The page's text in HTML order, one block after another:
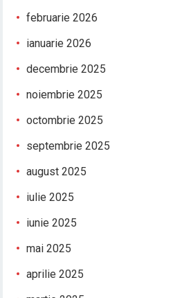
februarie 2026
ianuarie 2026
decembrie 2025
noiembrie 2025
octombrie 2025
septembrie 2025
august 2025
iulie 2025
iunie 2025
mai 2025
aprilie 2025